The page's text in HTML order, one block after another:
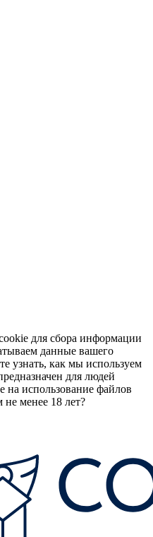
для сбора информации
данные вашего
узнать, как мы используем
для людей
на использование файлов
не менее 18 лет?